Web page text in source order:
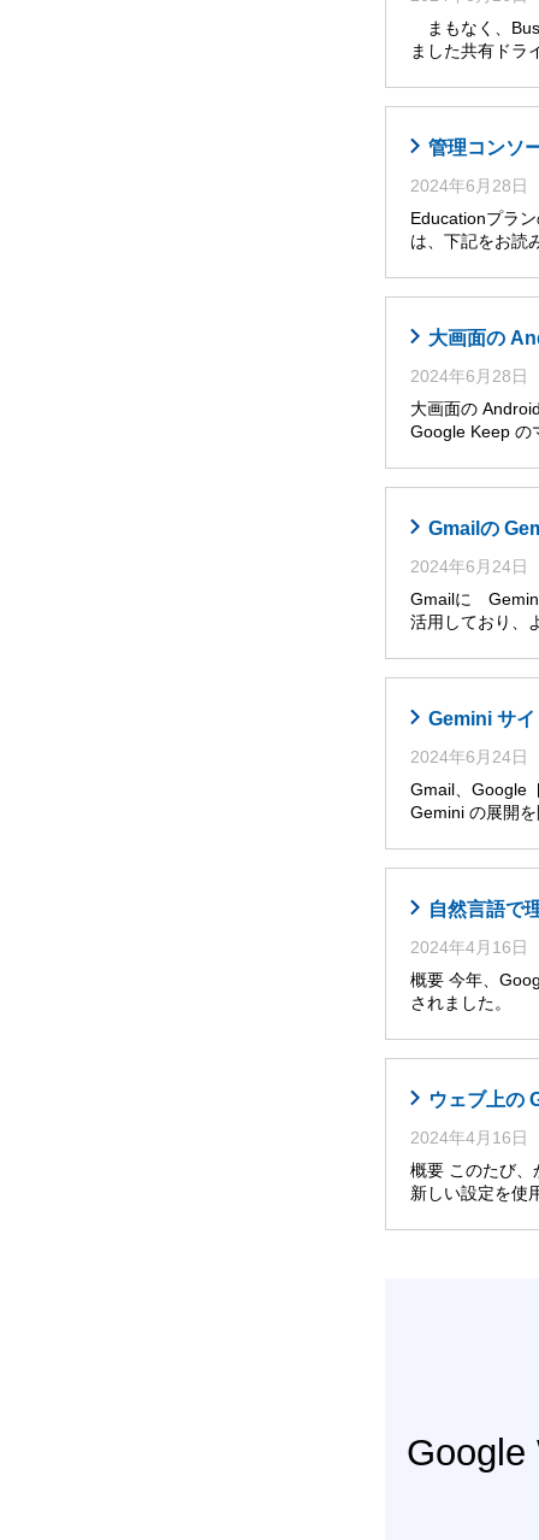
まもなく、
ました共有ドラ
管理コンソ
2024年6月28日
Educationプラ
は、下記をお
大画面の
2024年6月28日
大画面の
Google Keep の
Gmailの
2024年6月24日
Gmailに Gemini
活用しており、
Gemini サ
2024年6月24日
Gmail、Google
Gemini の展開
自然言語で
2024年4月16日
概要 今年、
されました。
ウェブ上の
2024年4月16日
概要 このたび、
新しい設定を使
Google